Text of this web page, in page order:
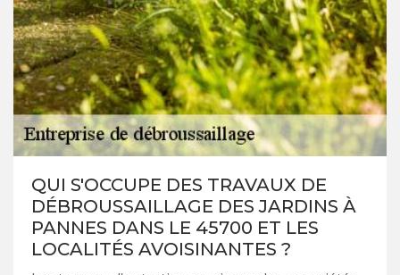
QUI S'OCCUPE DES TRAVAUX DE
DÉBROUSSAILLAGE DES JARDINS À
PANNES DANS LE 45700 ET LES
LOCALITÉS AVOISINANTES ?